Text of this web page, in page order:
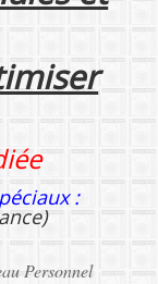
:
)
Personnel